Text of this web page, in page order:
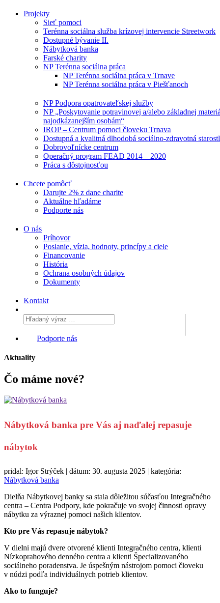
Projekty
Sieť pomoci
Terénna sociálna služba krízovej intervencie Streetwork
Dostupné bývanie II.
Nábytková banka
Farské charity
NP Terénna sociálna práca
NP Terénna sociálna práca v Trnave
NP Terénna sociálna práca v Piešťanoch
NP Podpora opatrovateľskej služby
NP „Poskytovanie potravinovej a/alebo základnej
najodkázanejším osobám“
IROP – Centrum pomoci človeku Trnava
Dostupná a kvalitná dlhodobá sociálno-zdravotná
Dobrovoľnícke centrum
Operačný program FEAD 2014 – 2020
Práca s dôstojnosťou
Chcete pomôcť
Darujte 2% z dane charite
Aktuálne hľadáme
Podporte nás
O nás
Príhovor
Poslanie, vízia, hodnoty, princípy a ciele
Financovanie
História
Ochrana osobných údajov
Dokumenty
Kontakt
Podporte nás
Aktuality
Čo máme nové?
Nábytková banka pre Vás aj naďalej repasuje
nábytok
pridal: Igor Strýček | dátum: 30. augusta 2025 | kategória:
Nábytková banka
Dielňa Nábytkovej banky sa stala dôležitou súčasťou Integračného
centra – Centra Podpory, kde pokračuje vo svojej činnosti opravy
nábytku za výraznej pomoci našich klientov.
Kto pre Vás repasuje nábytok?
V dielni majú dvere otvorené klienti Integračného centra, klienti
Nízkoprahového denného centra a klienti Špecializovaného
sociálneho poradenstva. Je úspešným nástrojom pomoci človeku
v núdzi podľa individuálnych potrieb klientov.
Ako to funguje?